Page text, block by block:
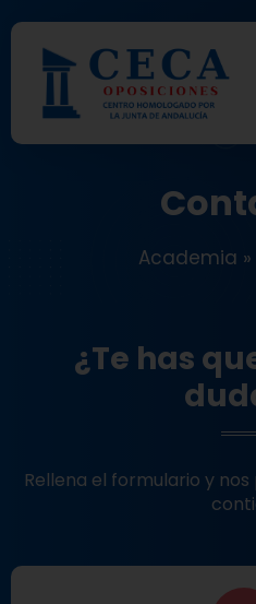
Academia »
¿Te has
Rellena el formulario y